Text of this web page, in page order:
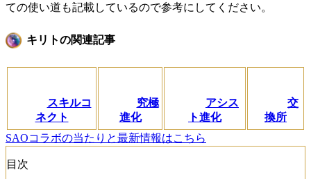
ての使い道も記載しているので参考にしてください。
キリトの関連記事
スキルコ
ネクト
究極
進化
アシス
ト進化
交
換所
SAOコラボの当たりと最新情報はこちら
目次